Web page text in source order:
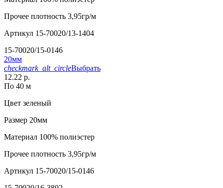
Прочее плотность 3,95гр/м
Артикул 15-70020/13-1404
15-70020/15-0146
20мм
checkmark_alt_circleВыбрать
12.22 р.
По 40 м
Цвет зеленый
Размер 20мм
Материал 100% полиэстер
Прочее плотность 3,95гр/м
Артикул 15-70020/15-0146